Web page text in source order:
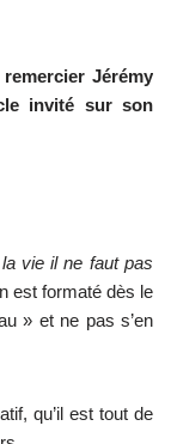
Jérémy
invité sur son
vie il ne faut pas
est formaté dès le
» et ne pas s’en
qu’il est tout de